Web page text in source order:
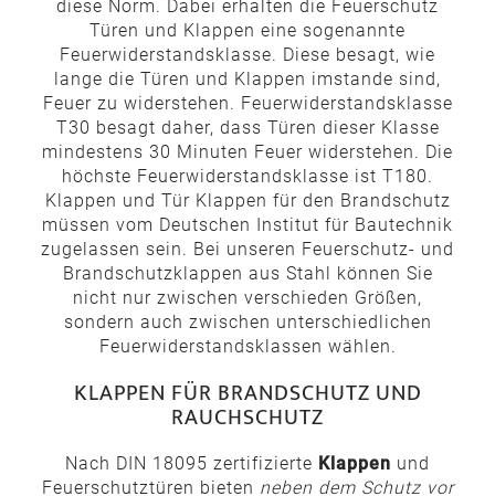
diese Norm. Dabei erhalten die Feuerschutz
Türen und Klappen eine sogenannte
Feuerwiderstandsklasse. Diese besagt, wie
lange die Türen und Klappen imstande sind,
Feuer zu widerstehen. Feuerwiderstandsklasse
T30 besagt daher, dass Türen dieser Klasse
mindestens 30 Minuten Feuer widerstehen. Die
höchste Feuerwiderstandsklasse ist T180.
Klappen und Tür Klappen für den Brandschutz
müssen vom Deutschen Institut für Bautechnik
zugelassen sein. Bei unseren Feuerschutz- und
Brandschutzklappen aus Stahl können Sie
nicht nur zwischen verschieden Größen,
sondern auch zwischen unterschiedlichen
Feuerwiderstandsklassen wählen.
KLAPPEN FÜR BRANDSCHUTZ UND
RAUCHSCHUTZ
Nach DIN 18095 zertifizierte Klappen und
Feuerschutztüren bieten neben dem Schutz vor